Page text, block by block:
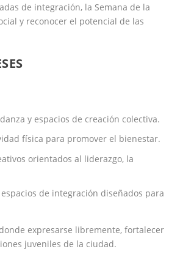
de integración, la Semana de la
y reconocer el potencial de las
y espacios de creación colectiva.
física para promover el bienestar.
orientados al liderazgo, la
de integración diseñados para
expresarse libremente, fortalecer
juveniles de la ciudad.